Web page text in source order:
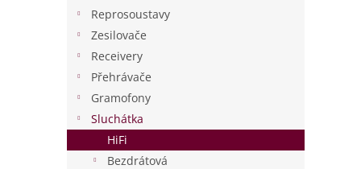
n
e
Reprosoustavy
Zesilovače
Receivery
Přehrávače
Gramofony
Sluchátka
HiFi
Bezdrátová